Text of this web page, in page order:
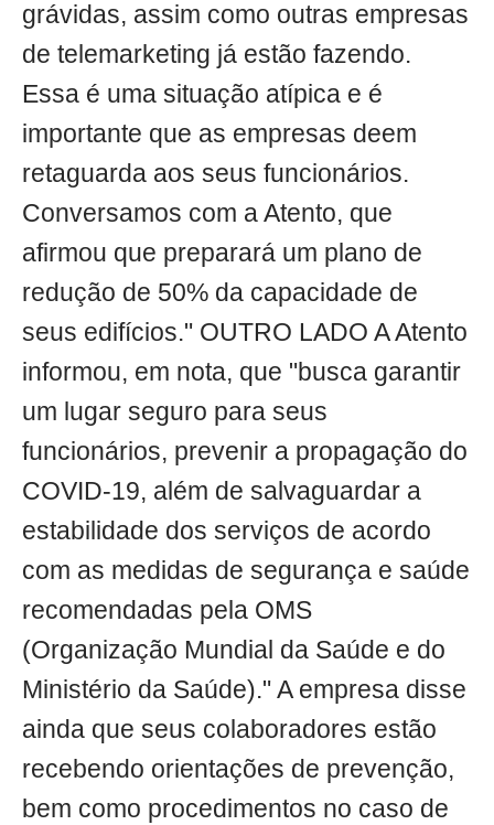
grávidas, assim como outras empresas
de telemarketing já estão fazendo.
Essa é uma situação atípica e é
importante que as empresas deem
retaguarda aos seus funcionários.
Conversamos com a Atento, que
afirmou que preparará um plano de
redução de 50% da capacidade de
seus edifícios." OUTRO LADO A Atento
informou, em nota, que "busca garantir
um lugar seguro para seus
funcionários, prevenir a propagação do
COVID-19, além de salvaguardar a
estabilidade dos serviços de acordo
com as medidas de segurança e saúde
recomendadas pela OMS
(Organização Mundial da Saúde e do
Ministério da Saúde)." A empresa disse
ainda que seus colaboradores estão
recebendo orientações de prevenção,
bem como procedimentos no caso de